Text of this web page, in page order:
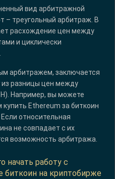
вид арбитражной
– треугольный арбитраж. В
расхождение цен между
и циклически
арбитражем, заключается
из разницы цен между
Например, вы можете
купить Ethereum за биткоин
относительная
не совпадает с их
возможность арбитража.
начать работу с
биткоин на криптобирже